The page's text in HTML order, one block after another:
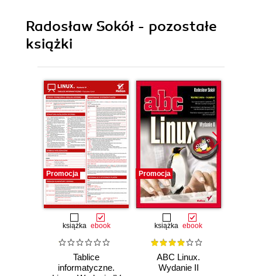
Radosław Sokół - pozostałe
książki
Promocja
książka ebook
Tablice
informatyczne.
Promocja
książka ebook
ABC Linux.
Wydanie II